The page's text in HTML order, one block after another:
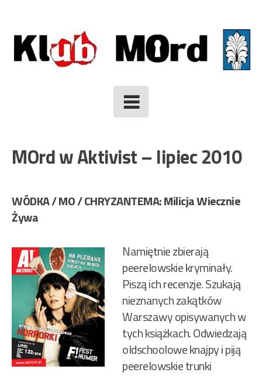
to
content
MOrd w Aktivist – lipiec 2010
WÓDKA / MO / CHRYZANTEMA: Milicja Wiecznie
Żywa
Namiętnie zbierają
peerelowskie kryminały.
Piszą ich recenzje. Szukają
nieznanych zakątków
Warszawy opisywanych w
tych książkach. Odwiedzają
oldschoolowe knajpy i piją
peerelowskie trunki